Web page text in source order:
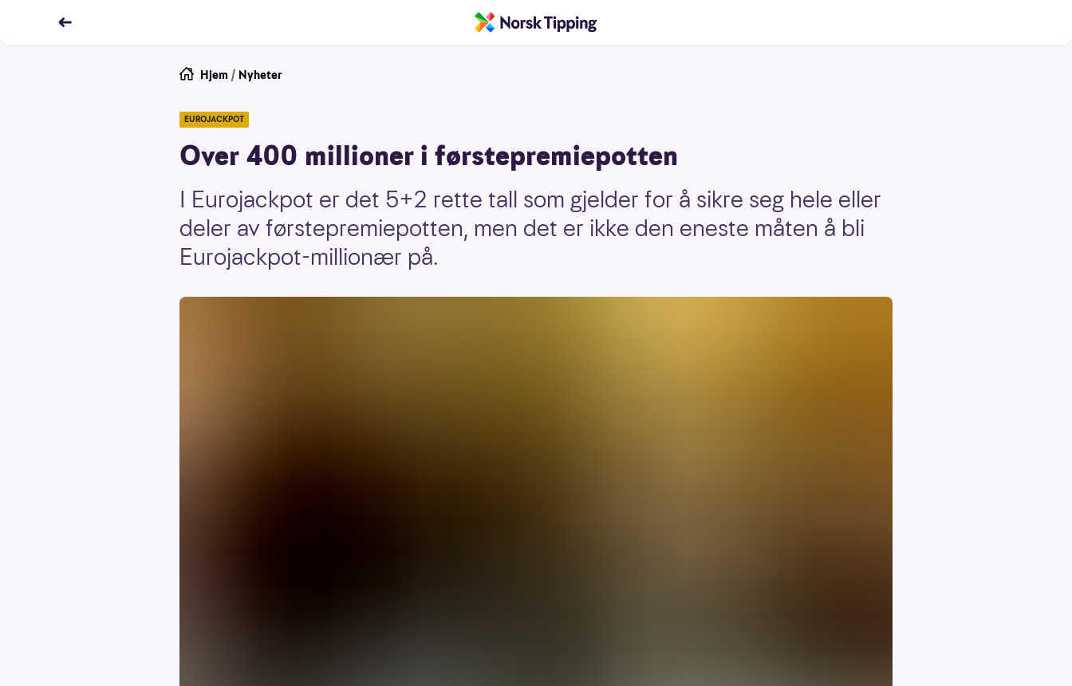
Hjem / Nyheter
EUROJACKPOT
Over 400 millioner i førstepremiepotten
I Eurojackpot er det 5+2 rette tall som gjelder for å sikre seg hele eller
deler av førstepremiepotten, men det er ikke den eneste måten å bli
Eurojackpot-millionær på.